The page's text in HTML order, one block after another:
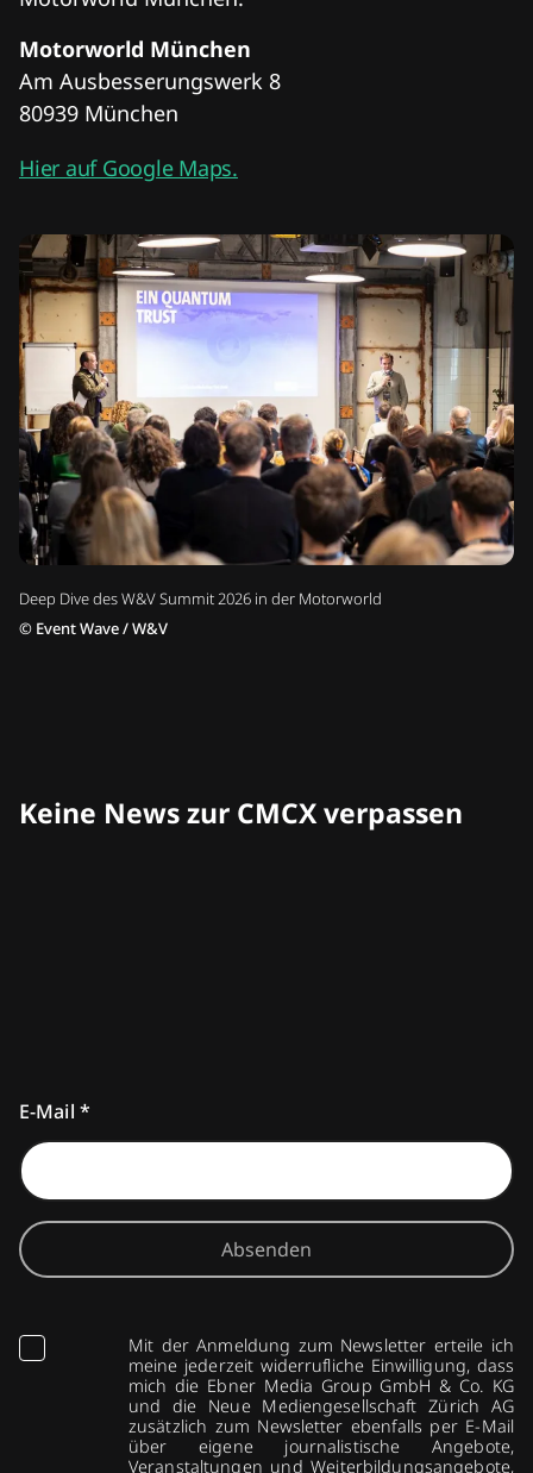
Deep Dive des W&V Summit 2026 in der Motorworld
© Event Wave / W&V
Motorworld München
Am Ausbesserungswerk 8
80939 München
Hier auf Google Maps.
Keine News zur CMCX verpassen
E-Mail *
Absenden
Mit der Anmeldung zum Newsletter erteile ich
meine jederzeit widerrufliche Einwilligung, dass
mich die Ebner Media Group GmbH & Co. KG
und die Neue Mediengesellschaft Zürich AG
zusätzlich zum Newsletter ebenfalls per E-Mail
über eigene journalistische Angebote,
Veranstaltungen und Weiterbildungsangebote,